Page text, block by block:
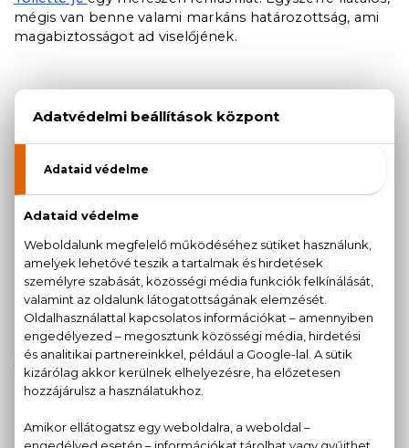
mégis van benne valami markáns határozottság, ami
magabiztosságot ad viselőjének.
Szintén jó választás lehet aMexx - Black Men, ami fás-
aromás illatjegyeivel kényezteti az érzékszerveket.
Mármint leginkább az orrunkat, megkóstolni abszolút
nem ajánljuk! (?). Eau De Toilette-ről van szó, ami azért
nem tart ki egész nap, cserébe viszont cseppet sem